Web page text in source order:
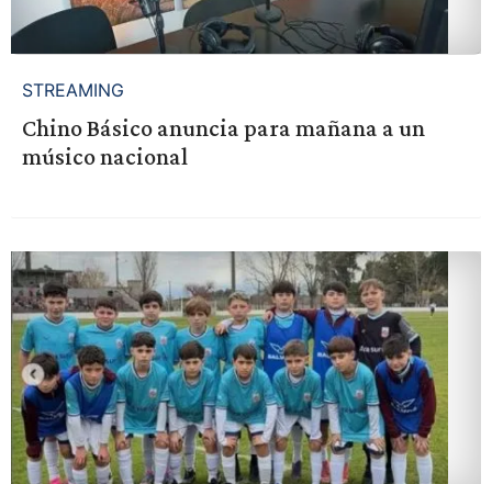
STREAMING
Chino Básico anuncia para mañana a un
músico nacional